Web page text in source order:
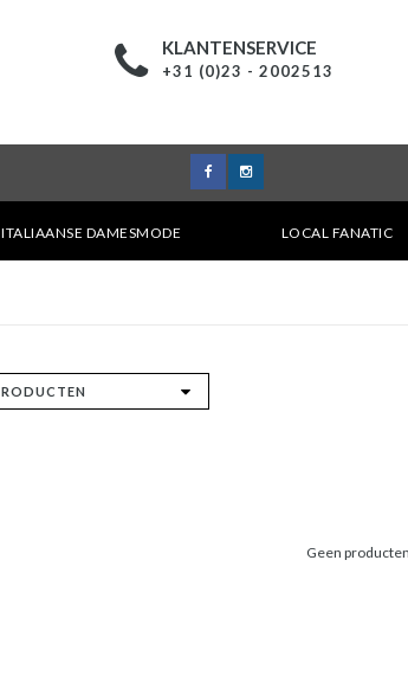
KLANTENSERVICE
+31 (0)23 - 2002513
ITALIAANSE DAMESMODE LOCAL FANATIC
Geen